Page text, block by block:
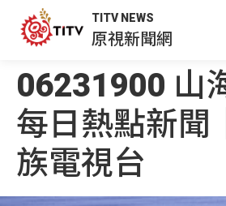
TITV NEWS
原視新聞網
06231900 山
每日熱點新聞
族電視台